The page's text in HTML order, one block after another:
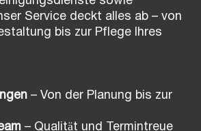
Service deckt alles ab – von
bis zur Pflege Ihres
– Von der Planung bis zur
– Qualität und Termintreue